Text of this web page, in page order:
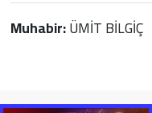
Muhabir:ÜMİT BİLGİÇ